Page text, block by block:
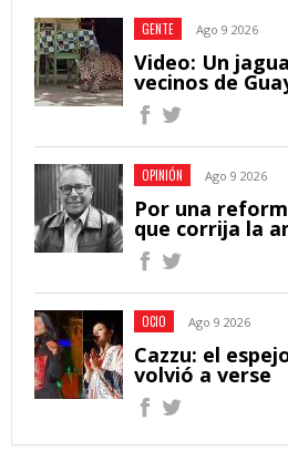
GENTE Ago 9 2026
Video: Un
vecinos de
OPINIÓN Ago 9 2026
Por una
que corrija la
OCIO Ago 9 2026
Cazzu: el
volvió a verse